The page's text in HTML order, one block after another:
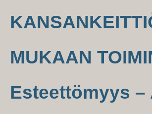
MUKAAN
Esteettömyys